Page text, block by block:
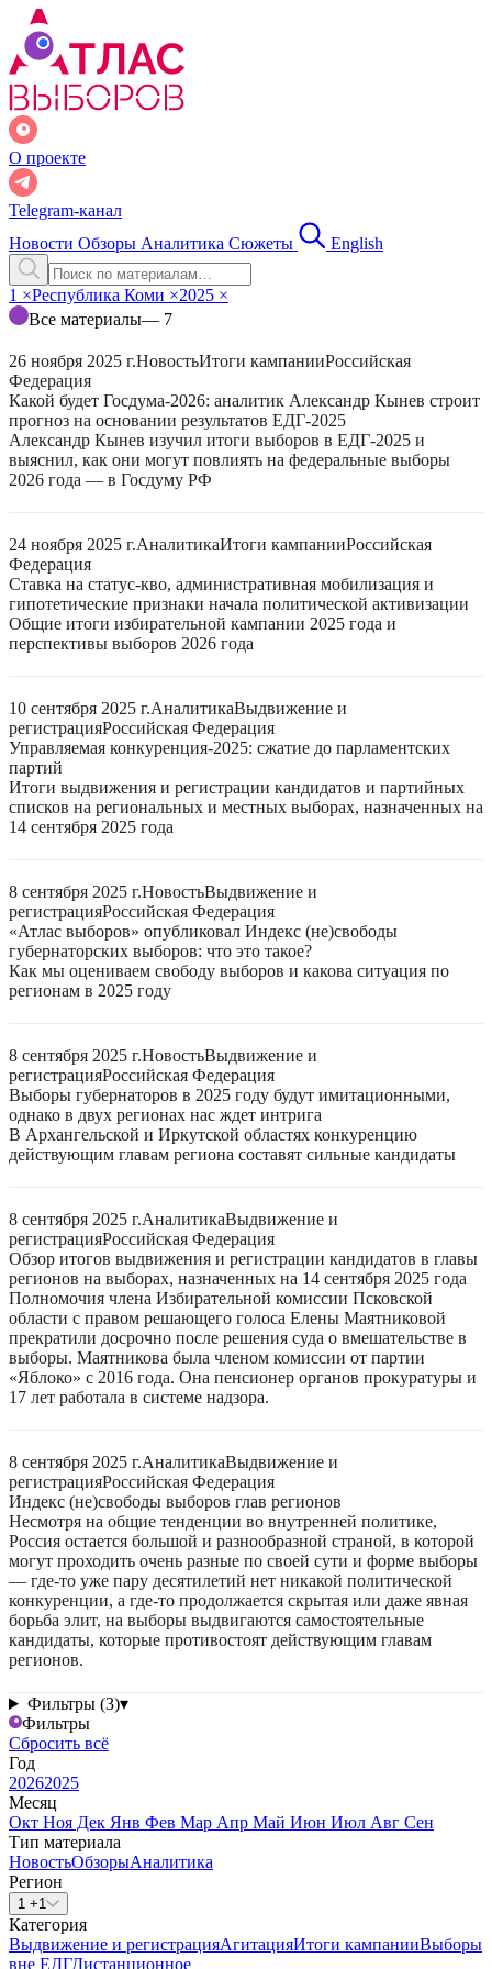
О проекте
Telegram-канал
Новости Обзоры Аналитика Сюжеты English
1 ×Республика Коми ×2025 ×
Все материалы— 7
26 ноября 2025 г.НовостьИтоги кампанииРоссийская
Федерация
Какой будет Госдума-2026: аналитик Александр Кынев строит
прогноз на основании результатов ЕДГ-2025
Александр Кынев изучил итоги выборов в ЕДГ-2025 и
выяснил, как они могут повлиять на федеральные выборы
2026 года — в Госдуму РФ
24 ноября 2025 г.АналитикаИтоги кампанииРоссийская
Федерация
Ставка на статус-кво, административная мобилизация и
гипотетические признаки начала политической активизации
Общие итоги избирательной кампании 2025 года и
перспективы выборов 2026 года
10 сентября 2025 г.АналитикаВыдвижение и
регистрацияРоссийская Федерация
Управляемая конкуренция-2025: сжатие до парламентских
партий
Итоги выдвижения и регистрации кандидатов и партийных
списков на региональных и местных выборах, назначенных на
14 сентября 2025 года
8 сентября 2025 г.НовостьВыдвижение и
регистрацияРоссийская Федерация
«Атлас выборов» опубликовал Индекс (не)свободы
губернаторских выборов: что это такое?
Как мы оцениваем свободу выборов и какова ситуация по
регионам в 2025 году
8 сентября 2025 г.НовостьВыдвижение и
регистрацияРоссийская Федерация
Выборы губернаторов в 2025 году будут имитационными,
однако в двух регионах нас ждет интрига
В Архангельской и Иркутской областях конкуренцию
действующим главам региона составят сильные кандидаты
8 сентября 2025 г.АналитикаВыдвижение и
регистрацияРоссийская Федерация
Обзор итогов выдвижения и регистрации кандидатов в главы
регионов на выборах, назначенных на 14 сентября 2025 года
Полномочия члена Избирательной комиссии Псковской
области с правом решающего голоса Елены Маятниковой
прекратили досрочно после решения суда о вмешательстве в
выборы. Маятникова была членом комиссии от партии
«Яблоко» с 2016 года. Она пенсионер органов прокуратуры и
17 лет работала в системе надзора.
8 сентября 2025 г.АналитикаВыдвижение и
регистрацияРоссийская Федерация
Индекс (не)свободы выборов глав регионов
Несмотря на общие тенденции во внутренней политике,
Россия остается большой и разнообразной страной, в которой
могут проходить очень разные по своей сути и форме выборы
— где-то уже пару десятилетий нет никакой политической
конкуренции, а где-то продолжается скрытая или даже явная
борьба элит, на выборы выдвигаются самостоятельные
кандидаты, которые противостоят действующим главам
регионов.
Фильтры (3)▾
Фильтры
Сбросить всё
Год
20262025
Месяц
Окт Ноя Дек Янв Фев Мар Апр Май Июн Июл Авг Сен
Тип материала
НовостьОбзорыАналитика
Регион
1 +1
Категория
Выдвижение и регистрацияАгитацияИтоги кампанииВыборы
вне ЕДГДистанционное